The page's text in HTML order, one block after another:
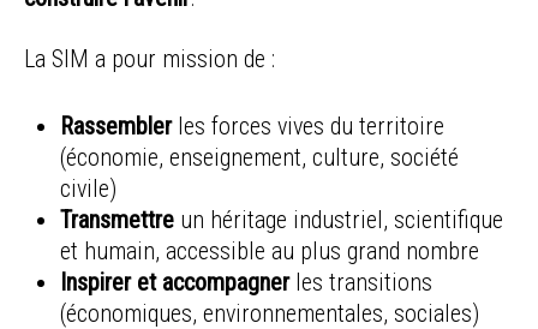
La SIM a pour mission de :
Rassemblerles forces vives du territoire
(économie, enseignement, culture, société
civile)
Transmettre un héritage industriel, scientifique
et humain, accessible au plus grand nombre
Inspirer et accompagnerles transitions
(économiques, environnementales, sociales)